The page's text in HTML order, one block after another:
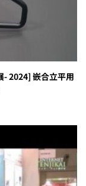
- 2024] 嵌合立平用